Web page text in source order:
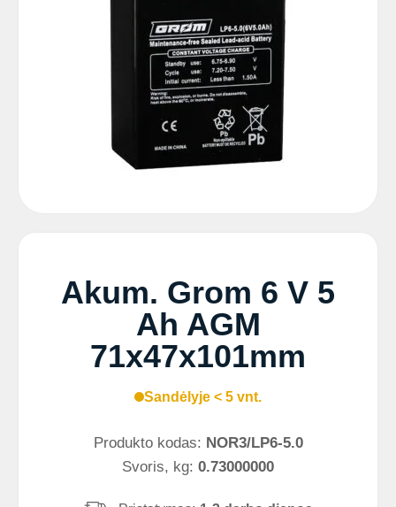
Akum. Grom 6 V 5
Ah AGM
71x47x101mm
Sandėlyje < 5 vnt.
Produkto kodas: NOR3/LP6-5.0
Svoris, kg: 0.73000000